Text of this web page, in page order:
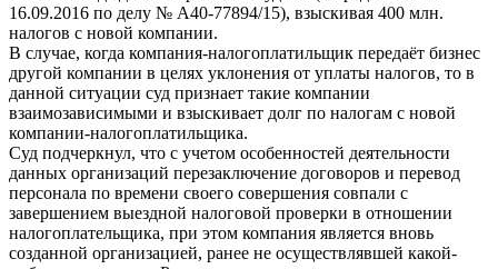
16.09.2016 по делу № А40-77894/15), взыскивая 400 млн.
налогов с новой компании.
В случае, когда компания-налогоплатильщик передаёт бизнес
другой компании в целях уклонения от уплаты налогов, то в
данной ситуации суд признает такие компании
взаимозависимыми и взыскивает долг по налогам с новой
компании-налогоплатильщика.
Суд подчеркнул, что с учетом особенностей деятельности
данных организаций перезаключение договоров и перевод
персонала по времени своего совершения совпали с
завершением выездной налоговой проверки в отношении
налогоплательщика, при этом компания является вновь
созданной организацией, ранее не осуществлявшей какой-